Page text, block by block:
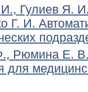
И., Гулиев Я.
Г. И.
Рюмина Е.
для